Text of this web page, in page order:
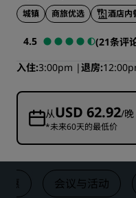
城镇 商旅优选 酒店内
4.5
(21条评
入住 3:00pm 退房
从USD 62.92/晚
*未来60天的最低价
惠 会议与活动